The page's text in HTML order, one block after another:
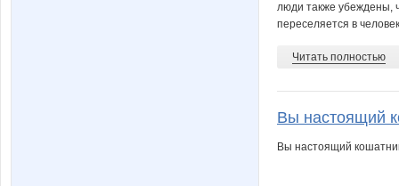
люди также убеждены,
переселяется в
Читать полностью
Вы настоящий
Вы настоящий